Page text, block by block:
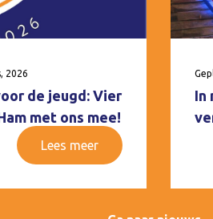
2026
de jeugd: Vier
met ons mee!
Lees meer
In